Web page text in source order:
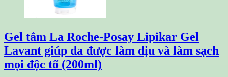
Gel tắm La Roche-Posay Lipikar Gel
Lavant giúp da được làm dịu và làm sạch
mọi độc tố (200ml)